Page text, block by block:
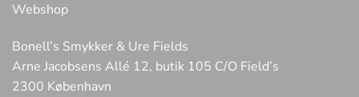
Webshop
Bonell’s Smykker & Ure Fields
Arne Jacobsens Allé 12, butik 105 C/O Field’s
2300 København